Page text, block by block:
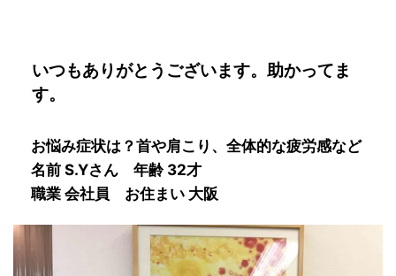
いつもありがとうございます。助かってま
す。
お悩み症状は？ 首や肩こり、全体的な疲労感など
名前 S.Yさん 年齢 32才
職業 会社員
お住まい 大阪